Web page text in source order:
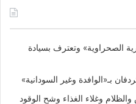
الصحراوية» وتعترف بسيادة
بـ«الوافدة وغير السودانية»
وغلاء الغذاء وشح الوقود